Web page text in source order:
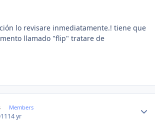
lo revisare inmediatamente.! tiene que
llamado "flip" tratare de
Members
14 yr